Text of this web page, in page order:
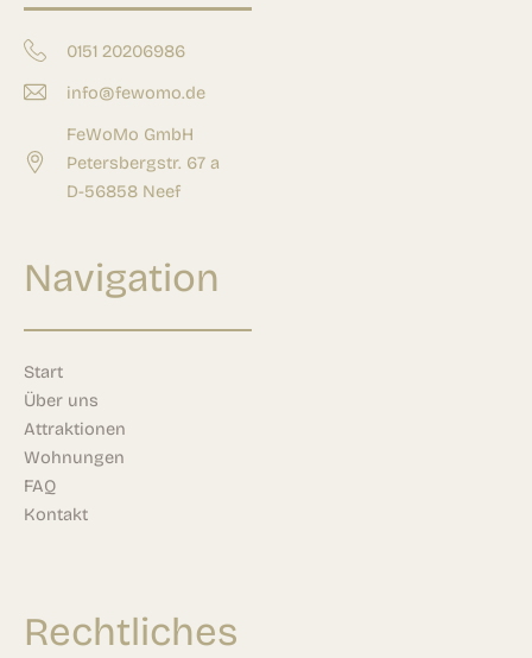
0151 20206986
info@fewomo.de
FeWoMo GmbH
Petersbergstr. 67 a
D-56858 Neef
Navigation
Start
Über uns
Attraktionen
Wohnungen
FAQ
Kontakt
Rechtliches